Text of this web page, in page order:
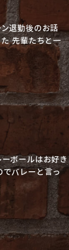
退勤後のお話
先輩たちと一
ボールはお好き
でバレーと言っ